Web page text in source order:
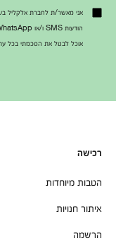
אני מאשר/ת לחברת אלקליל
הודעות SMS ו/או WhatsApp ממותג קליניק. לפרטים נוספים ראה/י
אוכל לבטל את הסכמתי בכל
רכישה
הטבות מיוחדות
איתור חנויות
הרשמה